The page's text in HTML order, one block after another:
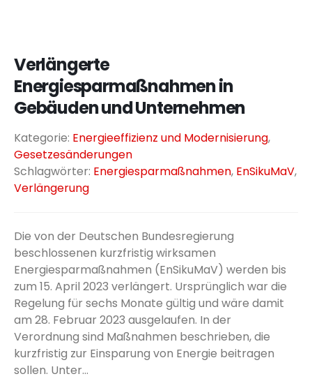
Verlängerte
Energiesparmaßnahmen in
Gebäuden und Unternehmen
Kategorie: Energieeffizienz und Modernisierung,
Gesetzesänderungen
Schlagwörter: Energiesparmaßnahmen, EnSikuMaV,
Verlängerung
Die von der Deutschen Bundesregierung
beschlossenen kurzfristig wirksamen
Energiesparmaßnahmen (EnSikuMaV) werden bis
zum 15. April 2023 verlängert. Ursprünglich war die
Regelung für sechs Monate gültig und wäre damit
am 28. Februar 2023 ausgelaufen. In der
Verordnung sind Maßnahmen beschrieben, die
kurzfristig zur Einsparung von Energie beitragen
sollen. Unter...